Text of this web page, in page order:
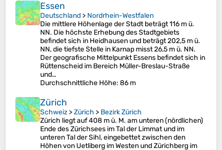
Essen
Deutschland > Nordrhein-Westfalen
Die mittlere Höhenlage der Stadt beträgt 116 m ü.
NN. Die höchste Erhebung des Stadtgebiets
befindet sich in Heidhausen und beträgt 202,5 m ü.
NN, die tiefste Stelle in Karnap misst 26,5 m ü. NN.
Der geografische Mittelpunkt Essens befindet sich in
Rüttenscheid im Bereich Müller-Breslau-Straße
und…
Durchschnittliche Höhe: 86 m
Zürich
Schweiz >Zürich > Bezirk Zürich
Zürich liegt auf 408 m ü. M. am unteren (nördlichen)
Ende des Zürichsees im Tal der Limmat und im
unteren Tal der Sihl, eingebettet zwischen den
Höhen von Uetliberg im Westen und Zürichberg im